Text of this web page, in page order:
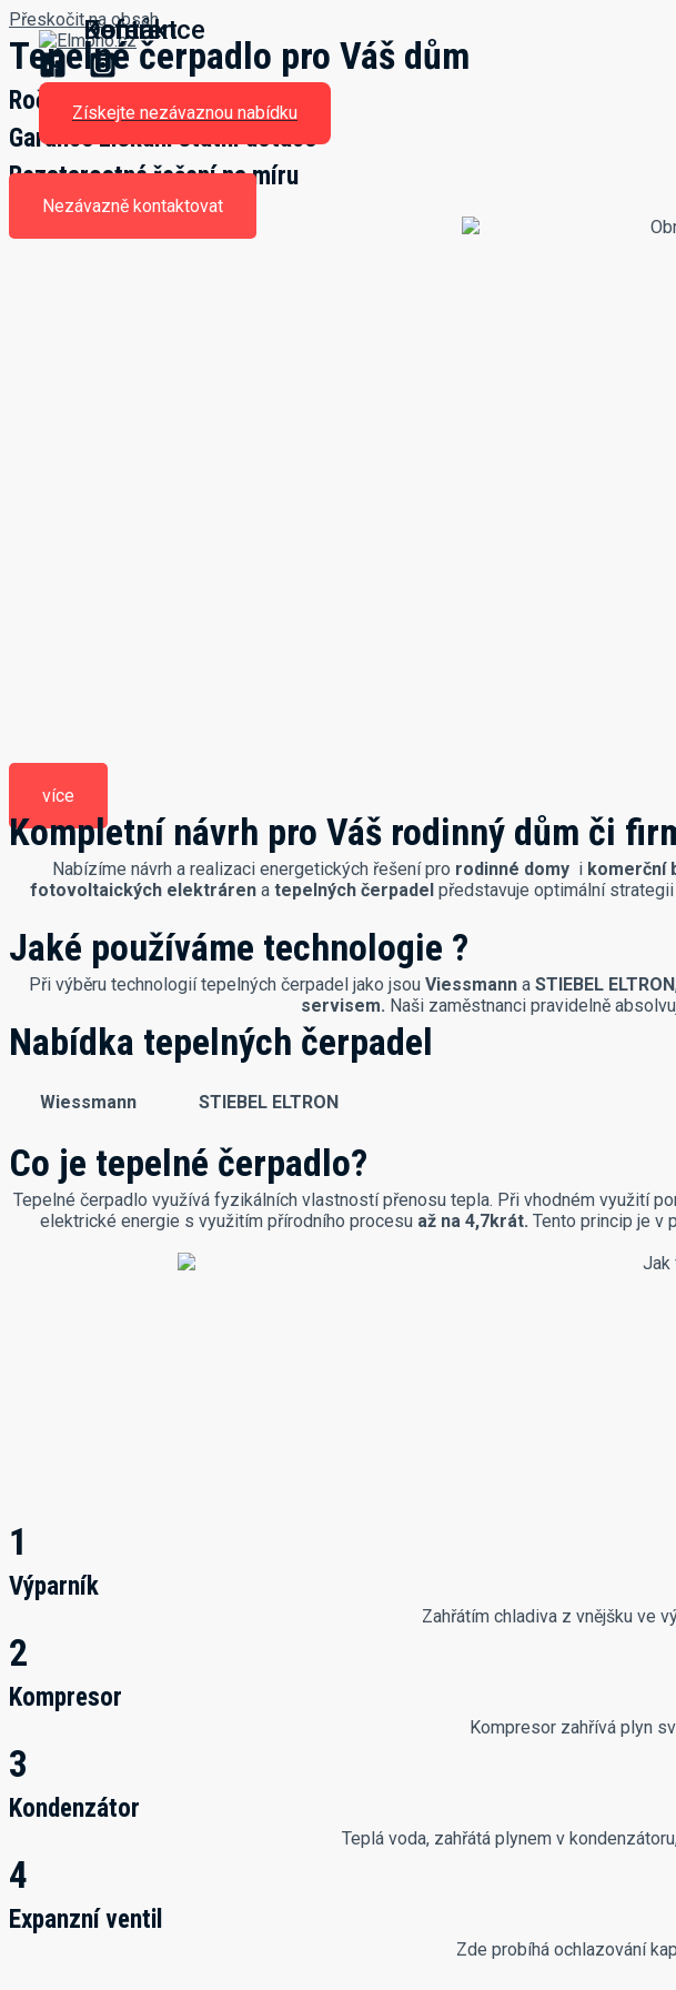
Přeskočit na obsah
Domů
Kontakt
Reference
Získejte nezávaznou nabídku
Tepelné čerpadlo pro Váš dům
Roční úspora až 60 tisíc.
Garance získání státní dotace
Bezstarostné řešení na míru
Nezávazně kontaktovat
více
Kompletní návrh pro Váš rodinný dům či
Nabízíme návrh a realizaci energetických řešení pro rodinné domyi komerční
fotovoltaických elektrárena tepelných čerpadelpředstavuje optimální
Jaké používáme technologie ?
Při výběru technologií tepelných čerpadel jako jsou Viessmann a STIEBEL ELTRON
servisem. Naši zaměstnanci pravidelně
Nabídka tepelných čerpadel
Wiessmann STIEBEL ELTRON
Co je tepelné čerpadlo?
Tepelné čerpadlo využívá fyzikálních vlastností přenosu tepla. Při vhodném využití
elektrické energie s využitím přírodního procesu až na 4,7krát. Tento princip je v
1
Výparník
Zahřátím chladiva z vnějšku ve
2
Kompresor
Kompresor zahřívá plyn
3
Kondenzátor
Teplá voda, zahřátá plynem v
4
Expanzní ventil
Zde probíhá ochlazování